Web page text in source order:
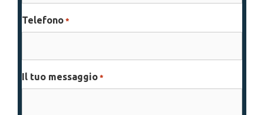
Telefono *
Il tuo messaggio *